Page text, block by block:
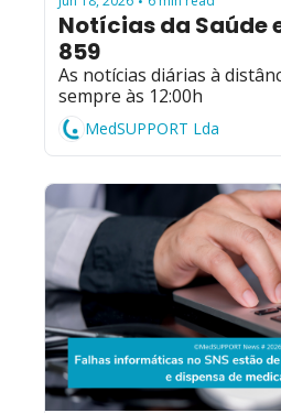
Notícias da Saúde
859
As notícias diárias à
sempre às 12:00h
MedSUPPORT Lda